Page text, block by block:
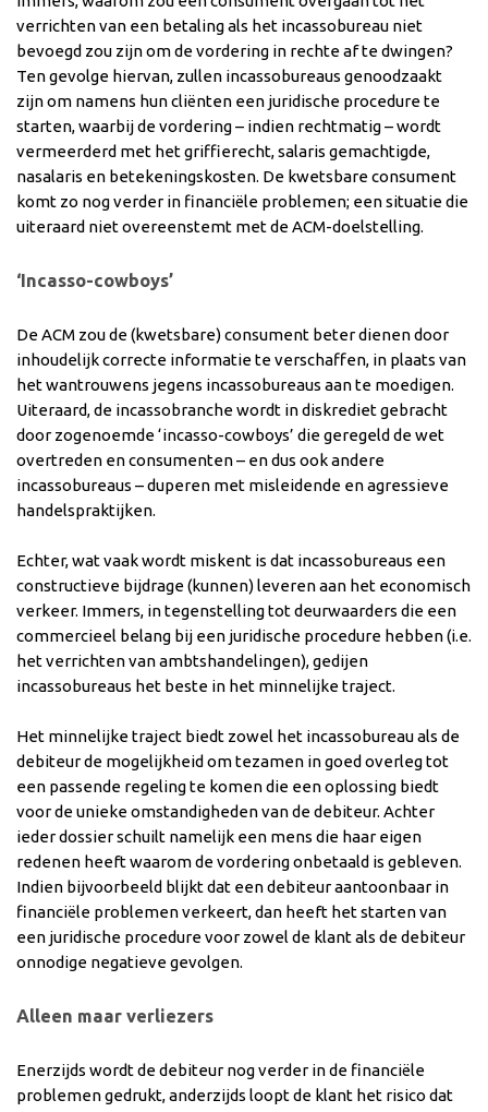
verrichten van een betaling als het incassobureau niet
bevoegd zou zijn om de vordering in rechte af te dwingen?
Ten gevolge hiervan, zullen incassobureaus genoodzaakt
zijn om namens hun cliënten een juridische procedure te
starten, waarbij de vordering – indien rechtmatig – wordt
vermeerderd met het griffierecht, salaris gemachtigde,
nasalaris en betekeningskosten. De kwetsbare consument
komt zo nog verder in financiële problemen; een situatie die
uiteraard niet overeenstemt met de ACM-doelstelling.
‘Incasso-cowboys’
De ACM zou de (kwetsbare) consument beter dienen door
inhoudelijk correcte informatie te verschaffen, in plaats van
het wantrouwens jegens incassobureaus aan te moedigen.
Uiteraard, de incassobranche wordt in diskrediet gebracht
door zogenoemde ‘incasso-cowboys’ die geregeld de wet
overtreden en consumenten – en dus ook andere
incassobureaus – duperen met misleidende en agressieve
handelspraktijken.
Echter, wat vaak wordt miskent is dat incassobureaus een
constructieve bijdrage (kunnen) leveren aan het economisch
verkeer. Immers, in tegenstelling tot deurwaarders die een
commercieel belang bij een juridische procedure hebben (i.e.
het verrichten van ambtshandelingen), gedijen
incassobureaus het beste in het minnelijke traject.
Het minnelijke traject biedt zowel het incassobureau als de
debiteur de mogelijkheid om tezamen in goed overleg tot
een passende regeling te komen die een oplossing biedt
voor de unieke omstandigheden van de debiteur. Achter
ieder dossier schuilt namelijk een mens die haar eigen
redenen heeft waarom de vordering onbetaald is gebleven.
Indien bijvoorbeeld blijkt dat een debiteur aantoonbaar in
financiële problemen verkeert, dan heeft het starten van
een juridische procedure voor zowel de klant als de debiteur
onnodige negatieve gevolgen.
Alleen maar verliezers
Enerzijds wordt de debiteur nog verder in de financiële
problemen gedrukt, anderzijds loopt de klant het risico dat